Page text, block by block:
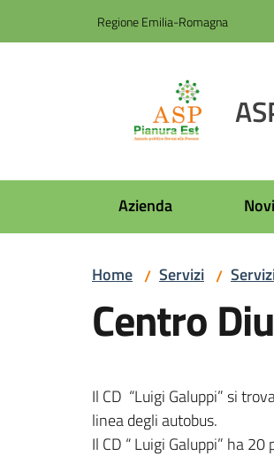
Regione Emilia-Romagna
Azienda
Home / Servizi /
Centro
Il CD “Luigi Galuppi” si
linea degli autobus.
Il CD “ Luigi Galuppi” ha 20